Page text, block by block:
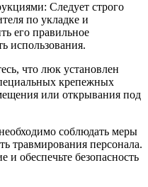
Следует строго
по укладке и
его правильное
использования.
что люк установлен
крепежных
или открывания под
соблюдать меры
травмирования персонала.
и обеспечьте безопасность